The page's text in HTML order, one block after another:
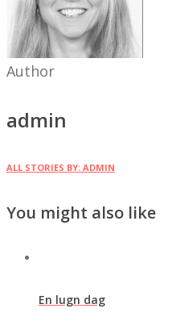
Author
admin
ALL STORIES BY: ADMIN
You might also like
En lugn dag